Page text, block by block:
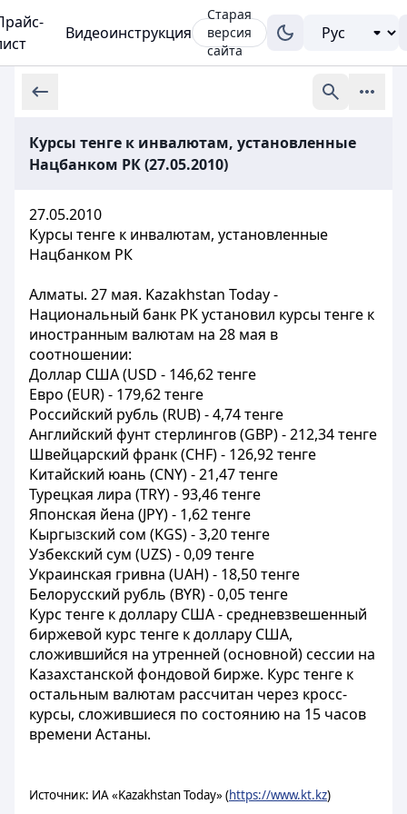
Видеоинструкция
Старая
версия
сайта
Курсы тенге к инвалютам, установленные
Нацбанком РК (27.05.2010)
27.05.2010
Курсы тенге к инвалютам, установленные
Нацбанком РК
Алматы. 27 мая. Kazakhstan Today -
Национальный банк РК установил курсы тенге к
иностранным валютам на 28 мая в
соотношении:
Доллар США (USD - 146,62 тенге
Евро (EUR) - 179,62 тенге
Российский рубль (RUB) - 4,74 тенге
Английский фунт стерлингов (GBP) - 212,34 тенге
Швейцарский франк (CHF) - 126,92 тенге
Китайский юань (CNY) - 21,47 тенге
Турецкая лира (TRY) - 93,46 тенге
Японская йена (JPY) - 1,62 тенге
Кыргызский сом (KGS) - 3,20 тенге
Узбекский сум (UZS) - 0,09 тенге
Украинская гривна (UAH) - 18,50 тенге
Белорусский рубль (BYR) - 0,05 тенге
Курс тенге к доллару США - средневзвешенный
биржевой курс тенге к доллару США,
сложившийся на утренней (основной) сессии на
Казахстанской фондовой бирже. Курс тенге к
остальным валютам рассчитан через кросс-
курсы, сложившиеся по состоянию на 15 часов
времени Астаны.
Источник: ИА «Kazakhstan Today» (https://www.kt.kz)